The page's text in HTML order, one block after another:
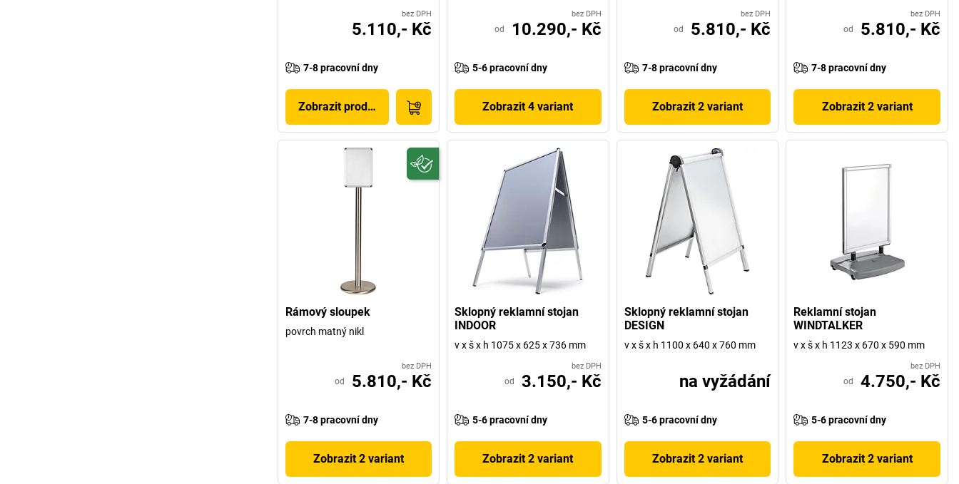
bez DPH
5.110,- Kč
7-8 pracovní dny
Zobrazit produkt
bez DPH
od 10.290,- Kč
5-6 pracovní dny
Zobrazit 4 variant
bez DPH
od 5.810,- Kč
7-8 pracovní dny
Zobrazit 2 variant
bez DPH
od 5.810,- Kč
7-8 pracovní dny
Zobrazit 2 variant
Rámový sloupek
povrch matný nikl
bez DPH
od 5.810,- Kč
7-8 pracovní dny
Zobrazit 2 variant
Sklopný reklamní stojan
INDOOR
v x š x h 1075 x 625 x 736 mm
bez DPH
od 3.150,- Kč
5-6 pracovní dny
Zobrazit 2 variant
Sklopný reklamní stojan
DESIGN
v x š x h 1100 x 640 x 760 mm
na vyžádání
5-6 pracovní dny
Zobrazit 2 variant
Reklamní stojan
WINDTALKER
v x š x h 1123 x 670 x 590 mm
bez DPH
od 4.750,- Kč
5-6 pracovní dny
Zobrazit 2 variant